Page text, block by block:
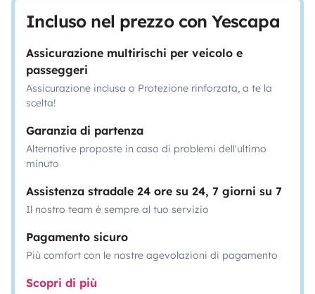
Incluso nel prezzo con Yescapa
Assicurazione multirischi per veicolo e
passeggeri
Assicurazione inclusa o Protezione rinforzata, a te la
scelta!
Garanzia di partenza
Alternative proposte in caso di problemi dell'ultimo
minuto
Assistenza stradale 24 ore su 24, 7 giorni su 7
Il nostro team è sempre al tuo servizio
Pagamento sicuro
Più comfort con le nostre agevolazioni di pagamento
Scopri di più